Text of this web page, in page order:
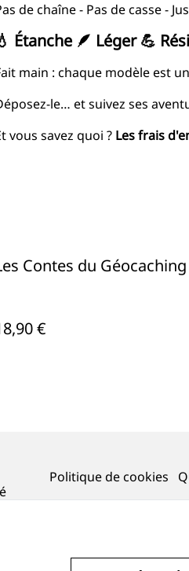
de chaîne - Pas de casse -
Étanche 🪶 Léger 💪
main : chaque modèle est
le… et suivez ses
vous savez quoi ? Les frais
Contes du Géocaching
€
Politique de cookies